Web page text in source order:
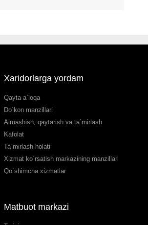
Xaridorlarga yordam
Qayta a`loqa
Do`kon manzillari
Almashish, qaytarish va ta`mirlash
Kafolat
Ta`mirlash holati
Xizmat ko`rsatish markazining manzillari
Qo`shimcha xizmatlar
Matbuot markazi